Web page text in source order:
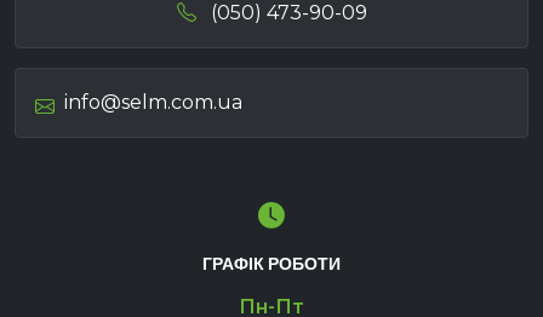
(050) 473-90-09
info@selm.com.ua
ГРАФІК РОБОТИ
Пн-Пт